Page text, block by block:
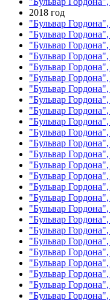
2018 год
"Бульвар
"Бульвар
"Бульвар
"Бульвар
"Бульвар
"Бульвар
"Бульвар
"Бульвар
"Бульвар
"Бульвар
"Бульвар
"Бульвар
"Бульвар
"Бульвар
"Бульвар
"Бульвар
"Бульвар
"Бульвар
"Бульвар
"Бульвар
"Бульвар
"Бульвар
"Бульвар
"Бульвар
"Бульвар
"Бульвар